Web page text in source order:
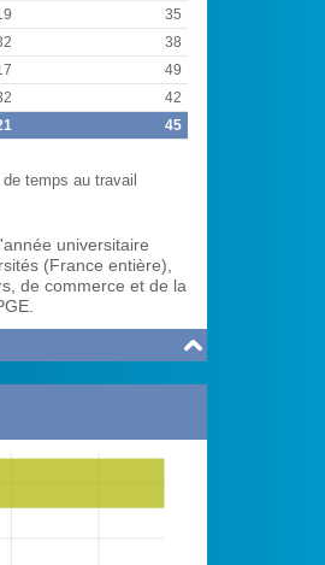
35
38
49
42
45
temps au travail
universitaire
(France entière),
de commerce et de la
